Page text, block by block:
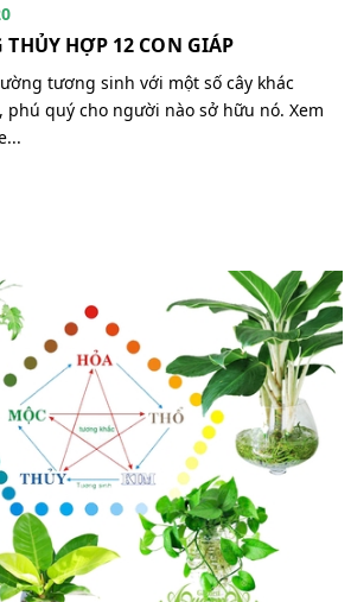
THỦY HỢP 12 CON GIÁP
tương sinh với một số cây khác
quý cho người nào sở hữu nó. Xem